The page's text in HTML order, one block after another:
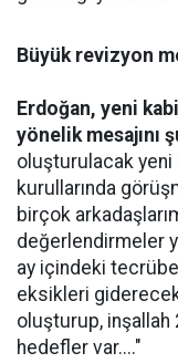
Büyük revizyon
Erdoğan, yeni
yönelik mesajını
oluşturulacak
kurullarında
birçok
değerlendirmeler
ay içindeki
eksikleri
oluşturup,
hedefler var...."